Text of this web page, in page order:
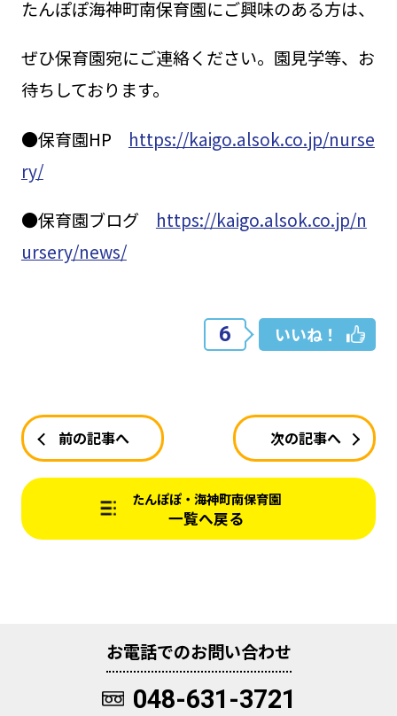
たんぽぽ海神町南保育園にご興味のある方は、
ぜひ保育園宛にご連絡ください。園見学等、お
待ちしております。
●保育園HP https://kaigo.alsok.co.jp/nurse
ry/
●保育園ブログ https://kaigo.alsok.co.jp/n
ursery/news/
6 いいね！
前の記事へ 次の記事へ
たんぽぽ・海神町南保育園
一覧へ戻る
お電話でのお問い合わせ
048-631-3721